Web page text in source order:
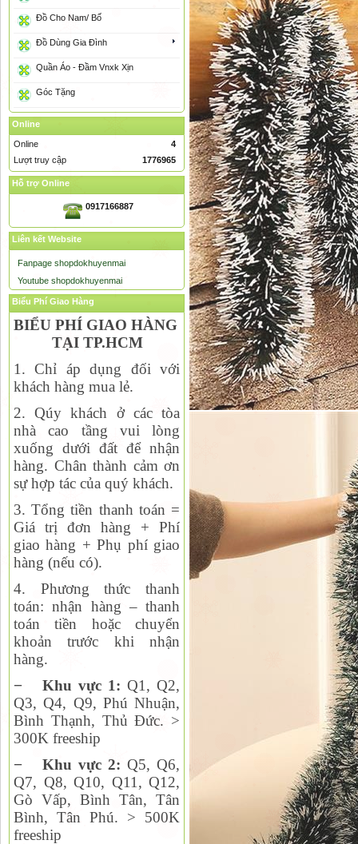
Đồ Cho Nam/ Bố
Đồ Dùng Gia Đình
Quần Áo - Đầm Vnxk Xịn
Góc Tặng
Online
Online
4
Lượt truy cập
1776965
Hỗ trợ Online
0917166887
Liên kết Website
Fanpage shopdokhuyenmai
Youtube shopdokhuyenmai
Biểu Phí Giao Hàng
BIỂU PHÍ GIAO HÀNG
TẠI TP.HCM
1. Chỉ áp dụng đối với
khách hàng mua lẻ.
2. Qúy khách ở các tòa
nhà cao tầng vui lòng
xuống dưới đất để nhận
hàng. Chân thành cảm ơn
sự hợp tác của quý khách.
3. Tổng tiền thanh toán =
Giá trị đơn hàng + Phí
giao hàng + Phụ phí giao
hàng (nếu có).
4. Phương thức thanh
toán: nhận hàng – thanh
toán tiền hoặc chuyển
khoản trước khi nhận
hàng.
−
Khu vực 1: Q1, Q2,
Q3, Q4, Q9, Phú Nhuận,
Bình Thạnh, Thủ Đức. >
300K freeship
−
Khu vực 2: Q5, Q6,
Q7, Q8, Q10, Q11, Q12,
Gò Vấp, Bình Tân, Tân
Bình, Tân Phú. > 500K
freeship